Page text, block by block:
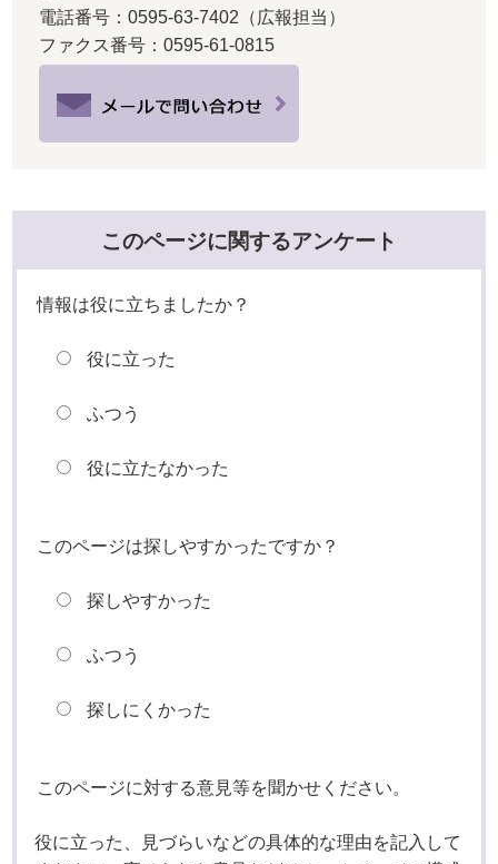
電話番号：0595-63-7402（広報担当）
ファクス番号：0595-61-0815
このページに関するアンケート
情報は役に立ちましたか？
役に立った
ふつう
役に立たなかった
このページは探しやすかったですか？
探しやすかった
ふつう
探しにくかった
このページに対する意見等を聞かせください。
役に立った、見づらいなどの具体的な理由を記入して